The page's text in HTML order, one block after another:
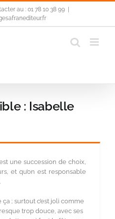
au : 01 78 10 38 99
: Isabelle
une succession de choix,
et qu’on est responsable
; surtout c’est joli comme
trop douce, avec ses